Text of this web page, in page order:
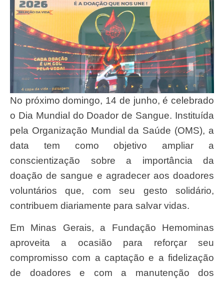
No próximo domingo, 14 de junho, é celebrado
o Dia Mundial do Doador de Sangue. Instituída
pela Organização Mundial da Saúde (OMS), a
data tem como objetivo ampliar a
conscientização sobre a importância da
doação de sangue e agradecer aos doadores
voluntários que, com seu gesto solidário,
contribuem diariamente para salvar vidas.
Em Minas Gerais, a Fundação Hemominas
aproveita a ocasião para reforçar seu
compromisso com a captação e a fidelização
de doadores e com a manutenção dos